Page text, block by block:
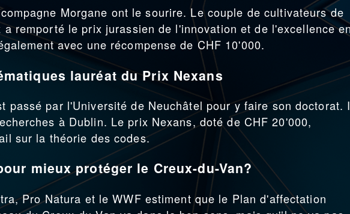
Morgane ont le sourire. Le couple de cultivateurs de
a remporté le prix jurassien de l'innovation et de l'excellence
avec une récompense de CHF 10'000.
lauréat du Prix Nexans
passé par l'Université de Neuchâtel pour y faire son doctorat.
à Dublin. Le prix Nexans, doté de CHF 20'000,
sur la théorie des codes.
mieux protéger le Creux-du-Van?
Pro Natura et le WWF estiment que le Plan d'affectation